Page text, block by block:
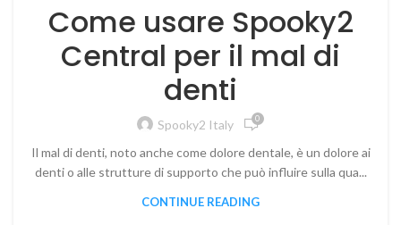
Come usare Spooky2
Central per il mal di
denti
Spooky2 Italy 0
Il mal di denti, noto anche come dolore dentale, è un dolore ai
denti o alle strutture di supporto che può influire sulla qua...
CONTINUE READING